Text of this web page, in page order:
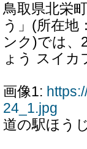
鳥取県北栄
う」(所在地
ンク)では、
ょう スイカ
画像1:
24_1.jpg
道の駅ほう